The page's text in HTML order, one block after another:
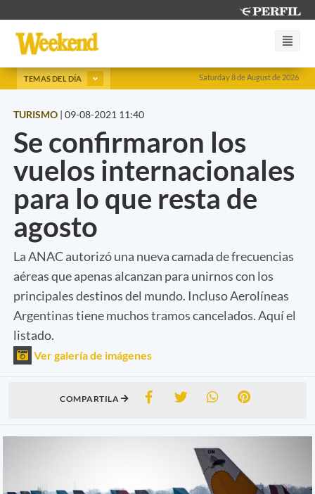
Saturday 8 de August de 2026
TEMAS DEL DÍA
TURISMO | 09-08-2021 11:40
Se confirmaron los
vuelos internacionales
para lo que resta de
agosto
La ANAC autorizó una nueva camada de frecuencias
aéreas que apenas alcanzan para unirnos con los
principales destinos del mundo. Incluso Aerolíneas
Argentinas tiene muchos tramos cancelados. Aquí el
listado.
Ver galería de imágenes
COMPARTILA